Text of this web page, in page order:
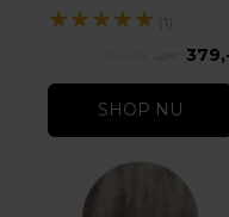
★★★★★ (1)
SHOP NU